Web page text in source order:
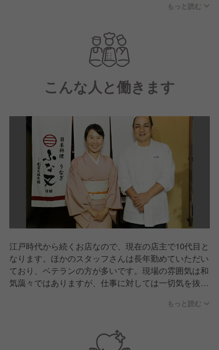
お店は新館・本館・はなれと分かれており、個室はも
大広間もあるので、ランチ・ディナーのほか宴会や法
事での集まりなどでもご利用いただいております。
「料亭の味をリーズナブルに、そして落ち着いた
「和」の雰囲気と心のこもったおもてなしで」をコン
セプトに、親子代々ご利用いただいているお客様、そ
店舗づくりを目指してまいります。
もっと読む
こんな人と働きます
江戸時代から続くお店なので、現在の店主で10代目と
なります。ほかのスタッフさんは長年勤めていただい
ており、ベテランの方が多いです。現場の雰囲気は和
気藹々ではありますが、仕事に対しては一切気を抜か
く、現在は未来の料理長になってくれる若手の育成、
そして即戦力スタッフの採用に力を入れています。
もっと読む